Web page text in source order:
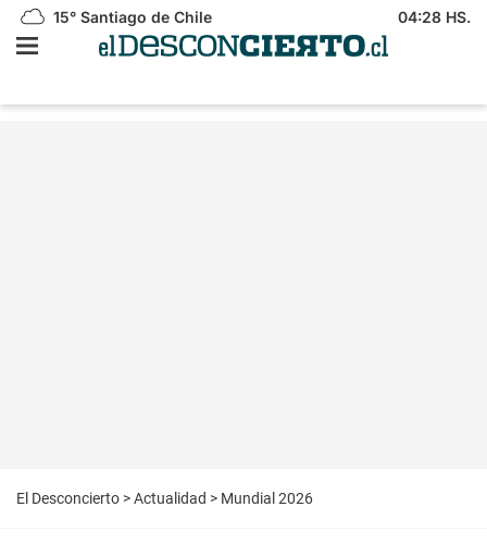
15° Santiago de Chile 04:28 HS.
El Desconcierto >Actualidad > Mundial 2026